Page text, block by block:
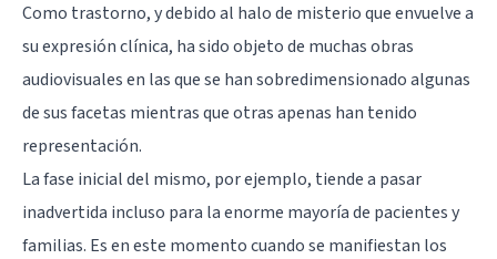
Como trastorno, y debido al halo de misterio que envuelve a
su expresión clínica, ha sido objeto de muchas obras
audiovisuales en las que se han sobredimensionado algunas
de sus facetas mientras que otras apenas han tenido
representación.
La fase inicial del mismo, por ejemplo, tiende a pasar
inadvertida incluso para la enorme mayoría de pacientes y
familias. Es en este momento cuando se manifiestan los